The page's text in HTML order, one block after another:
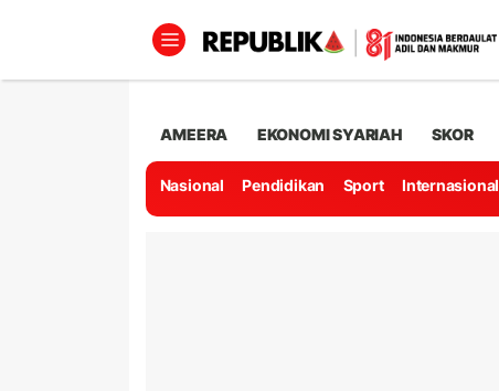
AMEERA EKONOMI SYARIAH SKOR
Nasional Pendidikan Sport Internasional